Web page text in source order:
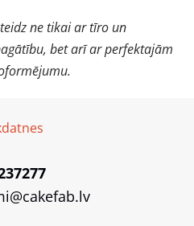
ne tikai ar tīro un
bet arī ar perfektajām